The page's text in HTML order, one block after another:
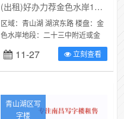
(出租)好办力荐金色水岸120平采光好办公出租
区域：青山湖 湖滨东路 楼盘：金
色水岸地段：二十三中附近或金
色水岸类别：写字楼（可注册公
司）面积：120㎡价格：3840...
11-27 立刻查看
青山湖区写
字楼